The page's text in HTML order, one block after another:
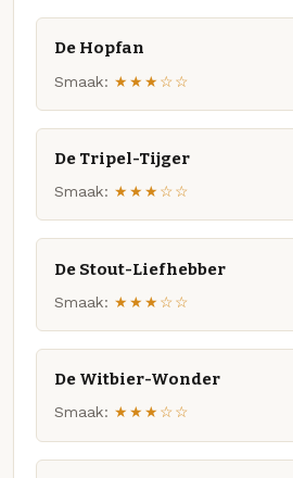
De Hopfan
Smaak: ★★★☆☆
De Tripel-Tijger
Smaak: ★★★☆☆
De Stout-Liefhebber
Smaak: ★★★☆☆
De Witbier-Wonder
Smaak: ★★★☆☆